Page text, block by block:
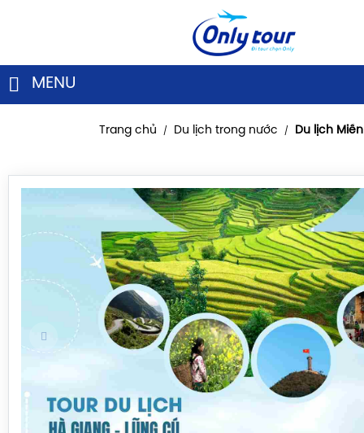
MENU
Trang chủ / Du lịch trong nước / Du lịch